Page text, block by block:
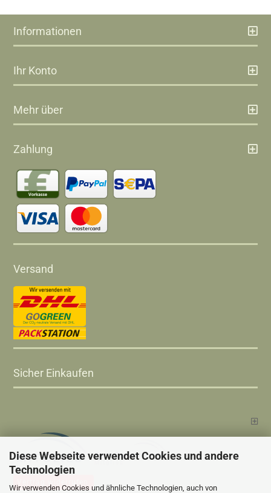
Diese Webseite verwendet Cookies und andere
Technologien
Wir verwenden Cookies und ähnliche Technologien, auch von
Informationen
Ihr Konto
Mehr über
Zahlung
Versand
Sicher Einkaufen